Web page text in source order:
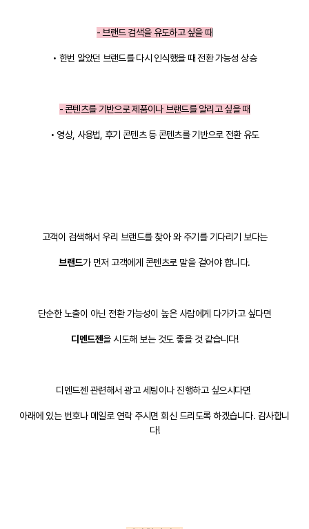
- 브랜드 검색을 유도하고 싶을 때
• 한번 알았던 브랜드를 다시 인식했을 때 전환 가능성 상승
- 콘텐츠를 기반으로 제품이나 브랜드를 알리고 싶을 때
• 영상, 사용법, 후기 콘텐츠 등 콘텐츠를 기반으로 전환 유도
고객이 검색해서 우리 브랜드를 찾아 와 주기를 기다리기 보다는
브랜드가 먼저 고객에게 콘텐츠로 말을 걸어야 합니다.
단순한 노출이 아닌 전환 가능성이 높은 사람에게 다가가고 싶다면
디멘드젠을 시도해 보는 것도 좋을 것 같습니다!
디멘드젠 관련해서 광고 세팅이나 진행하고 싶으시다면
아래에 있는 번호나 메일로 연락 주시면 회신 드리도록 하겠습니다. 감사합니
다!